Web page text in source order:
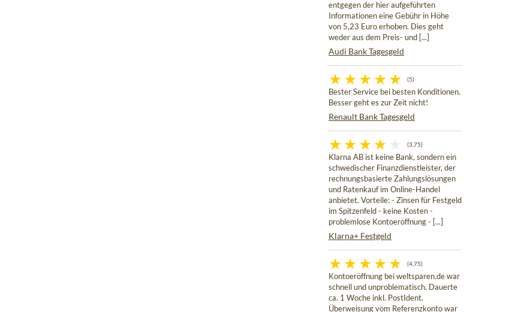
entgegen der hier aufgeführten
Informationen eine Gebühr in Höhe
von 5,23 Euro erhoben. Dies geht
weder aus dem Preis- und [...]
Audi Bank Tagesgeld
(5)
Bester Service bei besten Konditionen.
Besser geht es zur Zeit nicht!
Renault Bank Tagesgeld
(3,75)
Klarna AB ist keine Bank, sondern ein
schwedischer Finanzdienstleister, der
rechnungsbasierte Zahlungslösungen
und Ratenkauf im Online-Handel
anbietet. Vorteile: - Zinsen für Festgeld
im Spitzenfeld - keine Kosten -
problemlose Kontoeröffnung - [...]
Klarna+ Festgeld
(4,75)
Kontoeröffnung bei weltsparen.de war
schnell und unproblematisch. Dauerte
ca. 1 Woche inkl. PostIdent.
Überweisung vom Referenzkonto war